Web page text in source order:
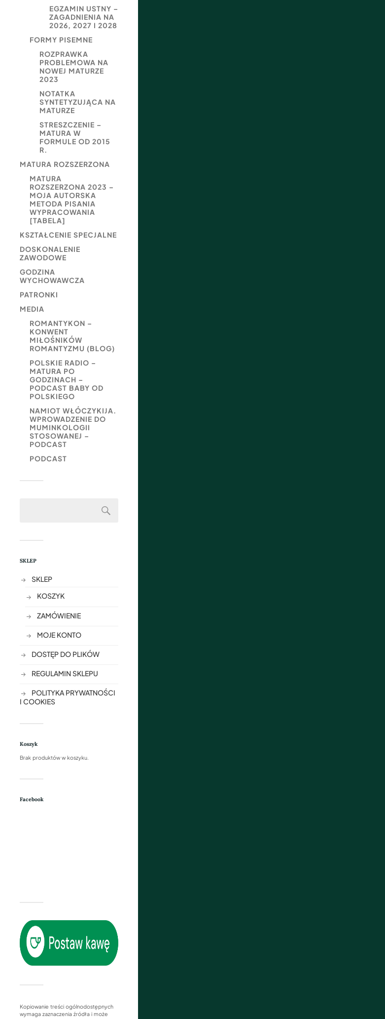
EGZAMIN USTNY –
ZAGADNIENIA NA
2026, 2027 I 2028
FORMY PISEMNE
ROZPRAWKA
PROBLEMOWA NA
NOWEJ MATURZE
2023
NOTATKA
SYNTETYZUJĄCA NA
MATURZE
STRESZCZENIE –
MATURA W
FORMULE OD 2015
R.
MATURA ROZSZERZONA
MATURA
ROZSZERZONA 2023 –
MOJA AUTORSKA
METODA PISANIA
WYPRACOWANIA
[TABELA]
KSZTAŁCENIE SPECJALNE
DOSKONALENIE
ZAWODOWE
GODZINA
WYCHOWAWCZA
PATRONKI
MEDIA
ROMANTYKON –
KONWENT
MIŁOŚNIKÓW
ROMANTYZMU (BLOG)
POLSKIE RADIO –
MATURA PO
GODZINACH –
PODCAST BABY OD
POLSKIEGO
NAMIOT WŁÓCZYKIJA.
WPROWADZENIE DO
MUMINKOLOGII
STOSOWANEJ –
PODCAST
PODCAST
SKLEP
SKLEP
KOSZYK
ZAMÓWIENIE
MOJE KONTO
DOSTĘP DO PLIKÓW
REGULAMIN SKLEPU
POLITYKA PRYWATNOŚCI
I COOKIES
Koszyk
Brak produktów w koszyku.
Facebook
Kopiowanie treści ogólnodostępnych
wymaga zaznaczenia źródła i może